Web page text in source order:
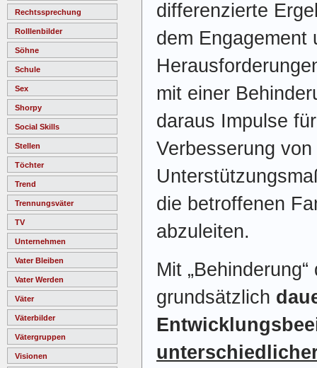
Rechtssprechung
Rolllenbilder
Söhne
Schule
Sex
Shorpy
Social Skills
Stellen
Töchter
Trend
Trennungsväter
TV
Unternehmen
Vater Bleiben
Vater Werden
Väter
Väterbilder
Vätergruppen
Visionen
differenzierte
dem Engagement
mit einer
daraus Impulse
Verbesserung von
die betroffenen
abzuleiten.
Mit
grundsätzlich